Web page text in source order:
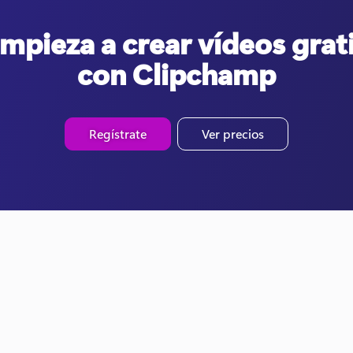
a crear vídeos
con Clipchamp
Regístrate Ver precios